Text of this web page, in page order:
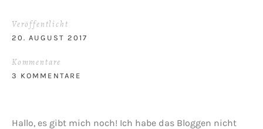
Veröffentlicht
20. AUGUST 2017
Kommentare
3 KOMMENTARE
Hallo, es gibt mich noch! Ich habe das Bloggen nicht